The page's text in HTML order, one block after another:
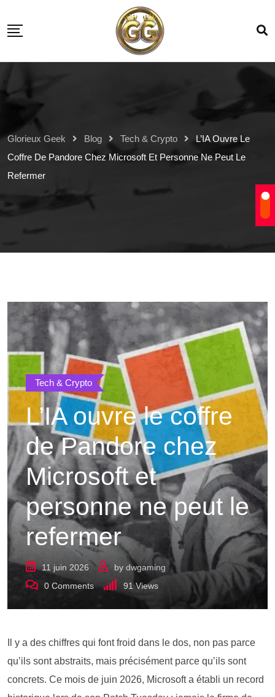
Glorieux Geek Blog Tech & Crypto
L’IA Ouvre Le
Coffre De Pandore Chez Microsoft Et Personne Ne Peut Le
Refermer
Tech & Crypto
L’IA ouvre le coffre
de Pandore chez
Microsoft et
personne ne peut le
refermer
11 juin 2026 by dwgaming
0 Comments 91Views
Il y a des chiffres qui font froid dans le dos, non pas parce
qu’ils sont abstraits, mais précisément parce qu’ils sont
concrets. Ce mois de juin 2026, Microsoft a établi un record